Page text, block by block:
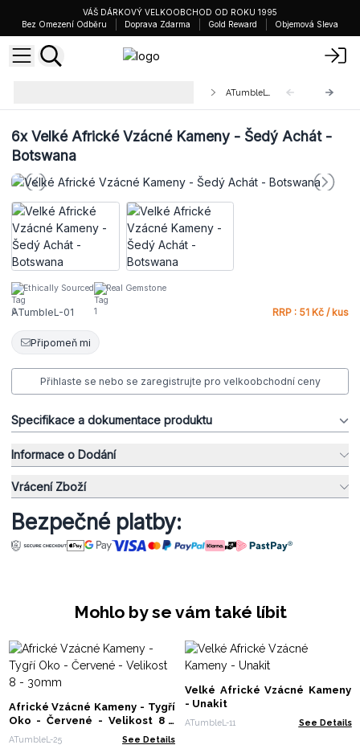
VÁŠ DÁRKOVÝ VELKOOBCHOD OD ROKU 1995
Bez Omezení Odběru
Doprava Zdarma Gold Reward Objemová Sleva
6xVelké Africké Vzácné Kameny - Šedý Achát -
Botswana
Ethically Sourced Real Gemstone
ATumbleL-01 RRP : 51 Kč / kus
Připomeň mi
Přihlaste se nebo se zaregistrujte pro velkoobchodní ceny
Specifikace a dokumentace produktu
Informace o Dodání
Vrácení Zboží
Bezpečné platby:
Mohlo by se vám také líbit
Africké Vzácné Kameny - Tygří
Oko - Červené - Velikost 8 -
30mm
ATumbleL-25 See Details
Velké Africké Vzácné Kameny
- Unakit
ATumbleL-11 See Details